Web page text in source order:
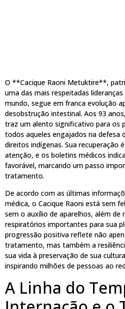
O **Cacique Raoni Metuktire**,
uma das mais respeitadas
mundo, segue em franca evolução
desobstrução intestinal. Aos 93
traz um alento significativo para os
todos aqueles engajados na
direitos indígenas. Sua recuperação
atenção, e os boletins médicos
favorável, marcando um passo
tratamento.
De acordo com as últimas
médica, o Cacique Raoni está sem
sem o auxílio de aparelhos, além de
respiratórios importantes para sua
progressão positiva reflete não
tratamento, mas também a
sua vida à preservação de sua
inspirando milhões de pessoas ao
A Linha do